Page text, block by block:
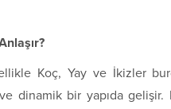
Koç, Yay ve İkizler
dinamik bir yapıda gelişir.